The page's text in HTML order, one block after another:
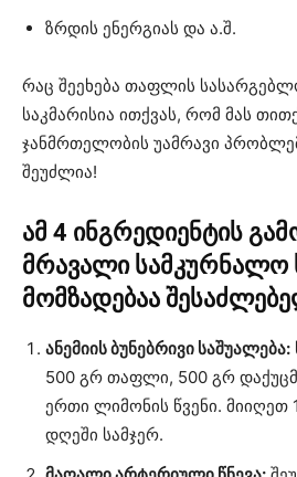
ზრდის ენერგიას და ა.შ.
რაც შეეხება თაფლის
საკმარისია ითქვას, რომ მას
ჯანმრთელობის უამრავი
შეუძლია!
ამ 4 ინგრედიენტის
მრავალი სამკურნალო
მომზადებაა
ანემიის ბუნებრივი საშუალება:
500 გრ თაფლი, 500 გრ
ერთი ლიმონის წვენი. მიიღეთ
დღეში სამჯერ.